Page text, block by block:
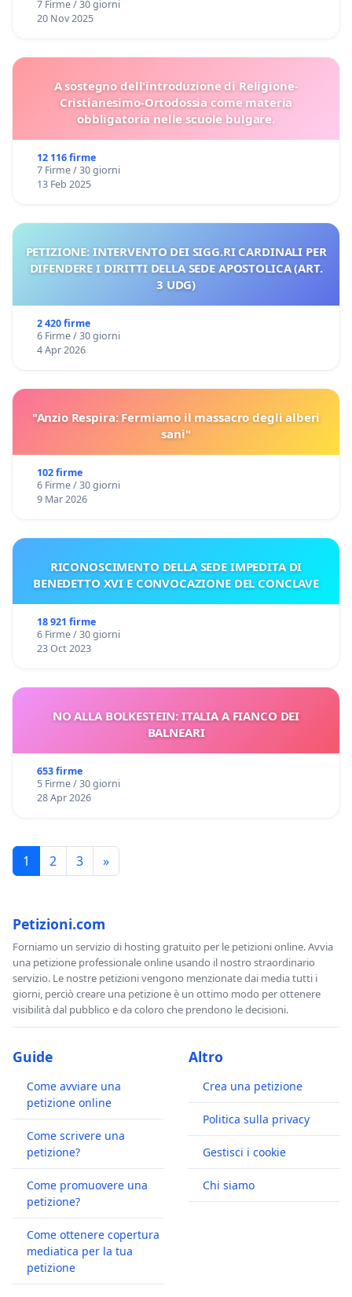
7 Firme / 30 giorni
20 Nov 2025
A sostegno dell'introduzione di Religione-
Cristianesimo-Ortodossia come materia
obbligatoria nelle scuole bulgare.
12 116 firme
7 Firme / 30 giorni
13 Feb 2025
PETIZIONE: INTERVENTO DEI SIGG.RI CARDINALI PER
DIFENDERE I DIRITTI DELLA SEDE APOSTOLICA (ART.
3 UDG)
2 420 firme
6 Firme / 30 giorni
4 Apr 2026
"Anzio Respira: Fermiamo il massacro degli alberi
sani"
102 firme
6 Firme / 30 giorni
9 Mar 2026
RICONOSCIMENTO DELLA SEDE IMPEDITA DI
BENEDETTO XVI E CONVOCAZIONE DEL CONCLAVE
18 921 firme
6 Firme / 30 giorni
23 Oct 2023
NO ALLA BOLKESTEIN: ITALIA A FIANCO DEI
BALNEARI
653 firme
5 Firme / 30 giorni
28 Apr 2026
1 2 3 »
Petizioni.com
Forniamo un servizio di hosting gratuito per le petizioni online. Avvia
una petizione professionale online usando il nostro straordinario
servizio. Le nostre petizioni vengono menzionate dai media tutti i
giorni, perciò creare una petizione è un ottimo modo per ottenere
visibilità dal pubblico e da coloro che prendono le decisioni.
Guide
Come avviare una
petizione online
Come scrivere una
petizione?
Come promuovere una
petizione?
Come ottenere copertura
mediatica per la tua
petizione
Altro
Crea una petizione
Politica sulla privacy
Gestisci i cookie
Chi siamo